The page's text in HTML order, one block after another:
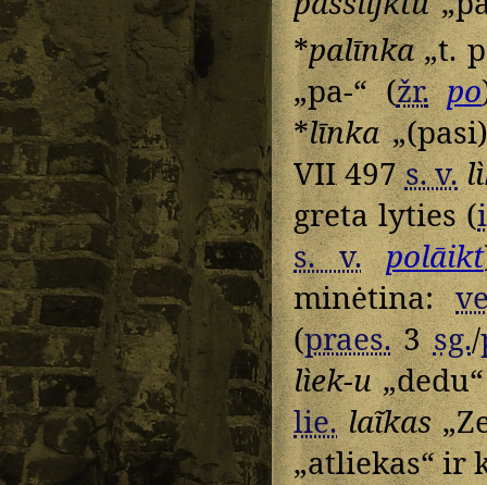
*palīnka„t.
„pa-“ (žr. po
*līnka
VII 497s. v.
greta lyties (
s. v. polāikt
minėtina:
(praes.3sg./
lìek-u
lie. laĩkas
„atliekas“ ir